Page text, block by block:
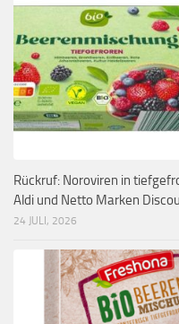
Rückruf: Noroviren in
Aldi und Netto Marken
24 JULI, 2026